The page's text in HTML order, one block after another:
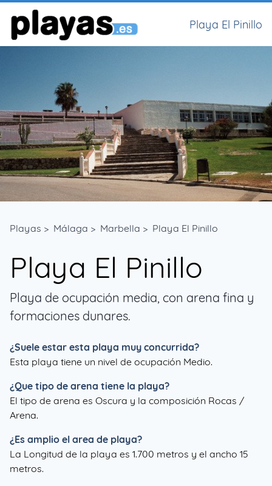
Playa El Pinillo
Playas > Málaga > Marbella > Playa El Pinillo
Playa El Pinillo
Playa de ocupación media, con arena fina y
formaciones dunares.
¿Suele estar esta playa muy concurrida?
Esta playa tiene un nivel de ocupación Medio.
¿Que tipo de arena tiene la playa?
El tipo de arena es Oscura y la composición Rocas /
Arena.
¿Es amplio el area de playa?
La Longitud de la playa es 1.700 metros y el ancho 15
metros.